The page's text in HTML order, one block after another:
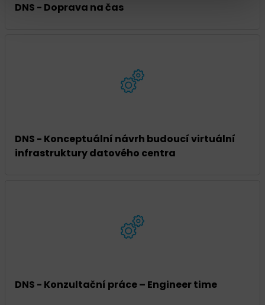
DNS - Doprava na čas
DNS - Konceptuální návrh budoucí virtuální
infrastruktury datového centra
DNS - Konzultační práce – Engineer time